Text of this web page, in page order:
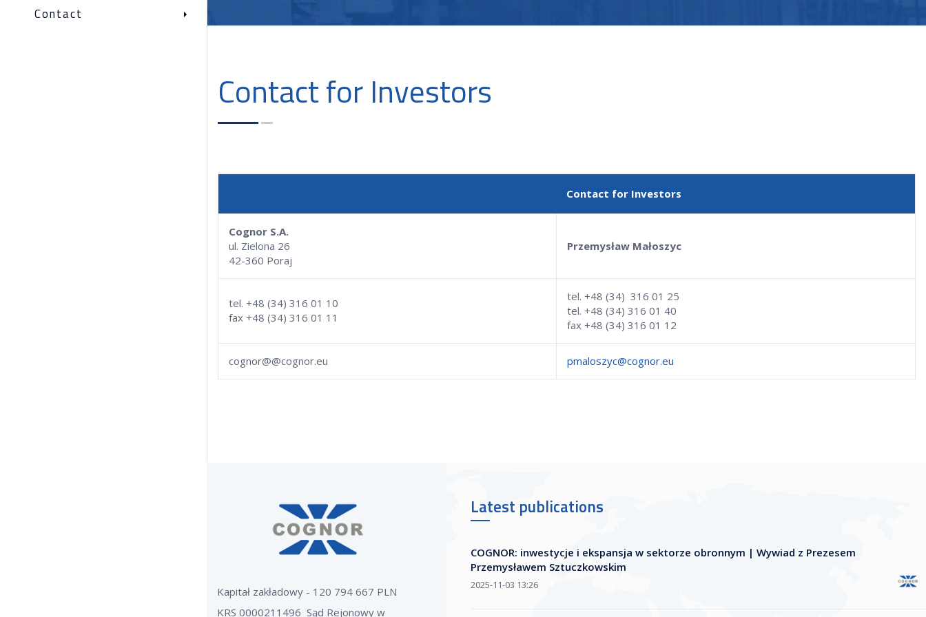
Contact
Contact for Investors
Contact for Investors
Cognor S.A.
ul. Zielona 26
42-360 Poraj
Przemysław Małoszyc
tel. +48 (34) 316 01 10
fax +48 (34) 316 01 11
tel. +48 (34) 316 01 25
tel. +48 (34) 316 01 40
fax +48 (34) 316 01 12
cognor@@cognor.eu pmaloszyc@cognor.eu
Kapitał zakładowy - 120 794 667 PLN
KRS 0000211496 Sąd Rejonowy w
Latest publications
COGNOR: inwestycje i ekspansja w sektorze obronnym | Wywiad z Prezesem
Przemysławem Sztuczkowskim
2025-11-03 13:26